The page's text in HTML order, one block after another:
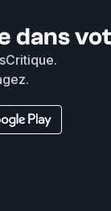
dans